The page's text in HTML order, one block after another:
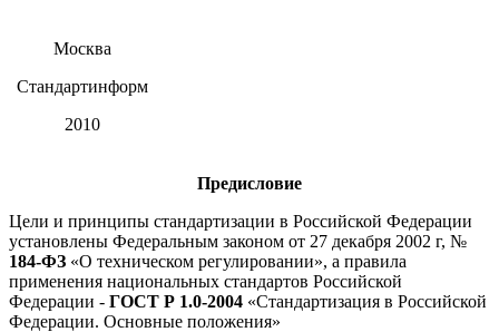
Москва
Стандартинформ
2010
Предисловие
Цели и принципы стандартизации в Российской Федерации
установлены Федеральным законом от 27 декабря 2002 г, №
184-ФЗ «О техническом регулировании», а правила
применения национальных стандартов Российской
Федерации - ГОСТ Р 1.0-2004 «Стандартизация в Российской
Федерации. Основные положения»